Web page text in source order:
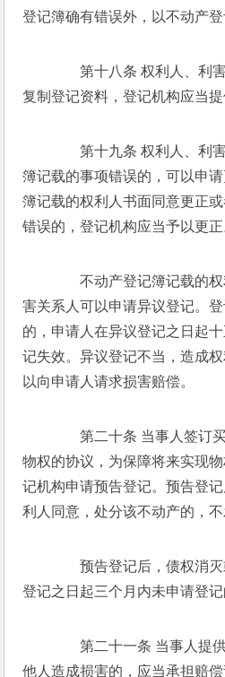
登记簿确有错误外，以不动产登
第十八条 权利人、利害
复制登记资料，登记机构应当提
第十九条 权利人、利害
簿记载的事项错误的，可以申
簿记载的权利人书面同意更正
错误的，登记机构应当予以更正
不动产登记簿记载的权
害关系人可以申请异议登记。
的，申请人在异议登记之日起
记失效。异议登记不当，造成
以向申请人请求损害赔偿。
第二十条 当事人签订买
物权的协议，为保障将来实现
记机构申请预告登记。预告登
利人同意，处分该不动产的，
预告登记后，债权消灭
登记之日起三个月内未申请登
第二十一条 当事人提供
他人造成损害的，应当承担赔偿